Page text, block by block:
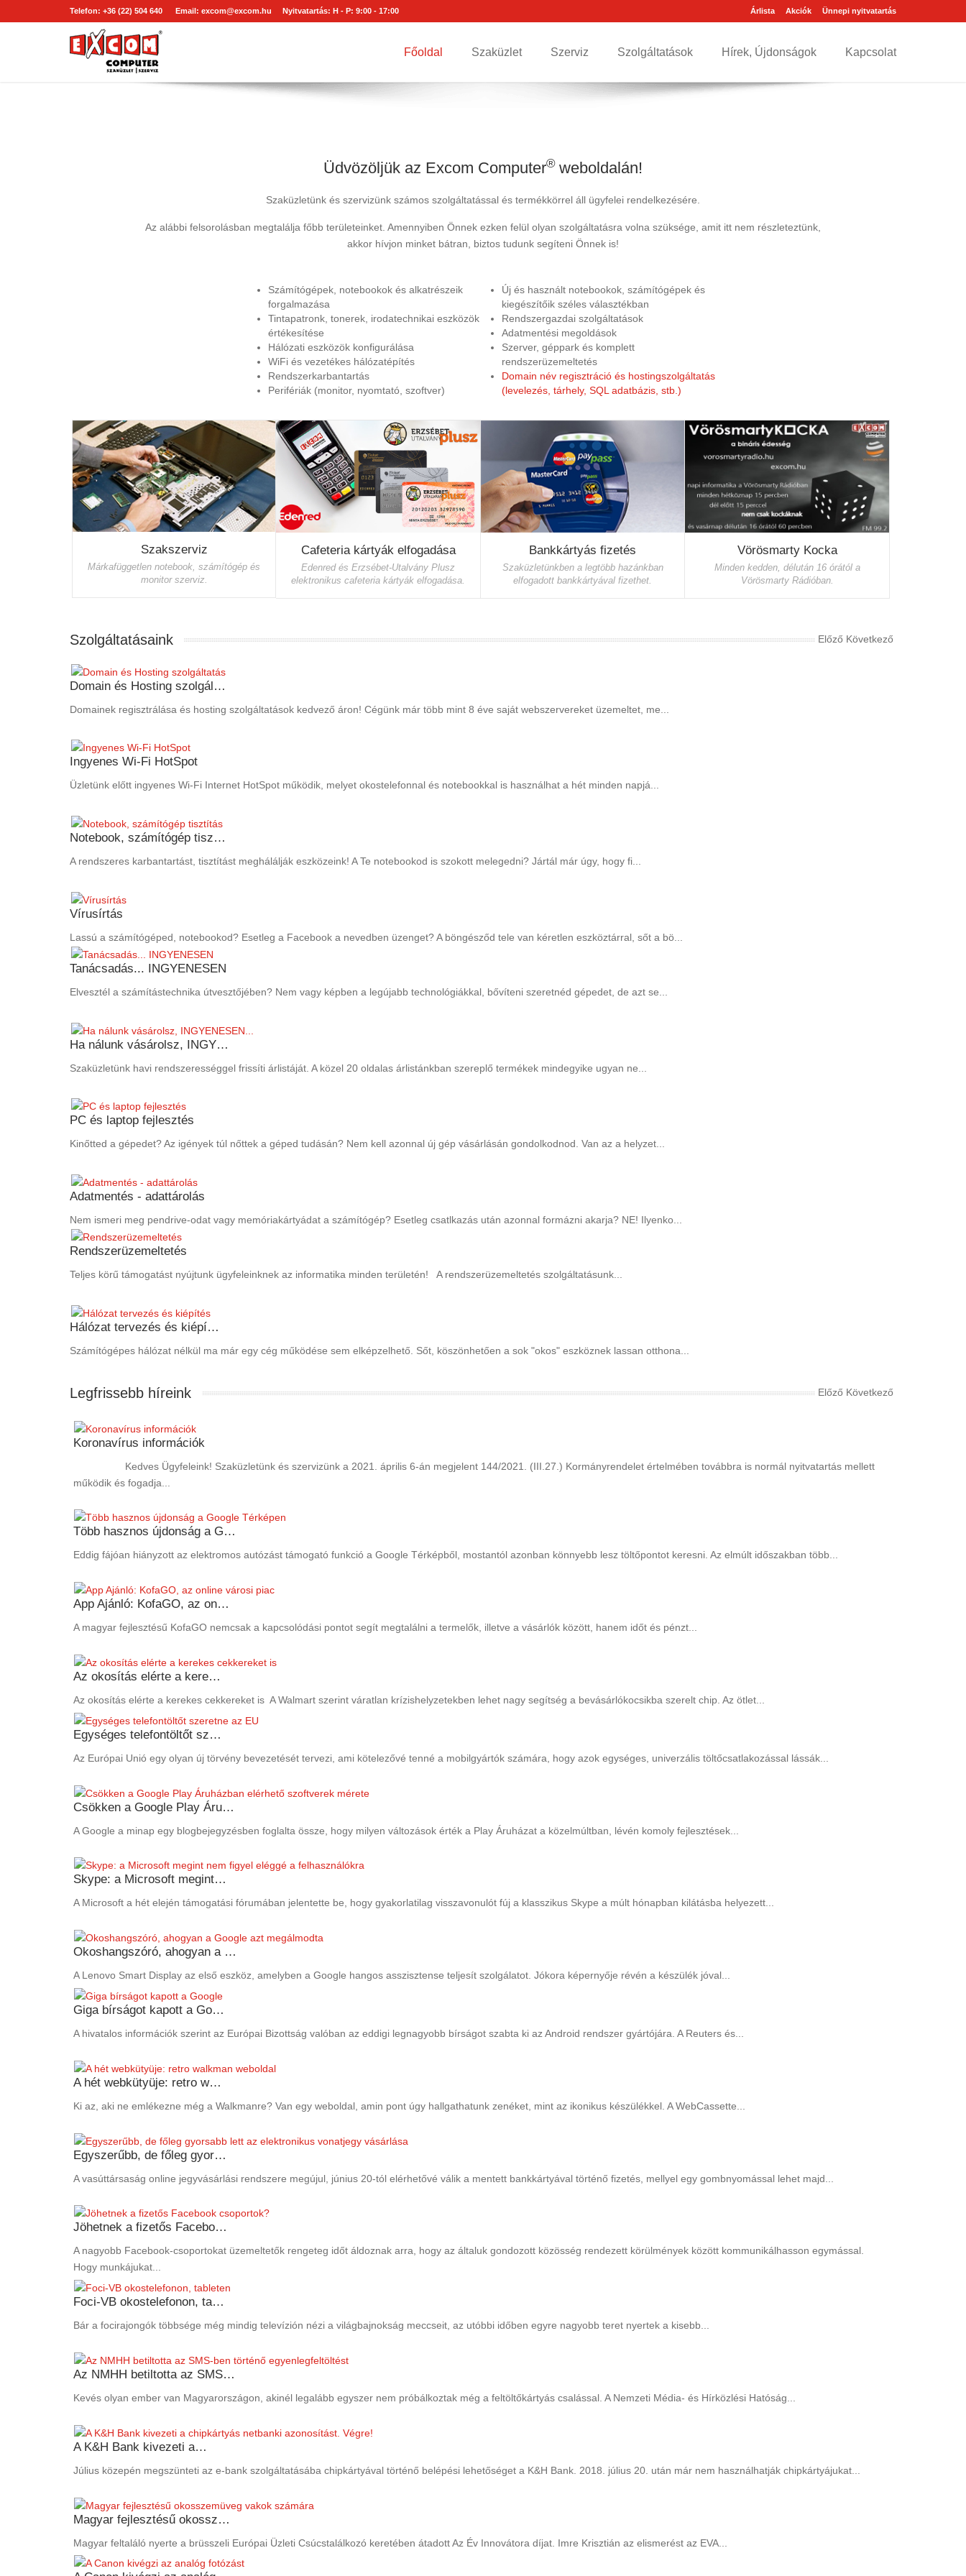
Telefon: +36 (22) 504 640 Email: excom@excom.hu Nyitvatartás: H - P: 9:00 - 17:00 Árlista Akciók Ünnepi nyitvatartás
Főoldal Szaküzlet Szerviz Szolgáltatások Hírek, Újdonságok Kapcsolat
Üdvözöljük az Excom Computer® weboldalán!
Szaküzletünk és szervizünk számos szolgáltatással és termékkörrel áll ügyfelei rendelkezésére.
Az alábbi felsorolásban megtalálja főbb területeinket. Amennyiben Önnek ezken felül olyan szolgáltatásra volna szüksége, amit itt nem részleteztünk,
akkor hívjon minket bátran, biztos tudunk segíteni Önnek is!
Számítógépek, notebookok és alkatrészeik
forgalmazása
Tintapatronk, tonerek, irodatechnikai eszközök
értékesítése
Hálózati eszközök konfigurálása
WiFi és vezetékes hálózatépítés
Rendszerkarbantartás
Perifériák (monitor, nyomtató, szoftver)
Új és használt notebookok, számítógépek és
kiegészítőik széles választékban
Rendszergazdai szolgáltatások
Adatmentési megoldások
Szerver, géppark és komplett
rendszerüzemeltetés
Domain név regisztráció és hostingszolgáltatás
(levelezés, tárhely, SQL adatbázis, stb.)
Szakszerviz
Márkafüggetlen notebook, számítógép és
monitor szerviz.
Cafeteria kártyák elfogadása
Edenred és Erzsébet-Utalvány Plusz
elektronikus cafeteria kártyák elfogadása.
Bankkártyás fizetés
Szaküzletünkben a legtöbb hazánkban
elfogadott bankkártyával fizethet.
Vörösmarty Kocka
Minden kedden, délután 16 órától a
Vörösmarty Rádióban.
Szolgáltatásaink Előző Következő
Domain és Hosting szolgál…
Domainek regisztrálása és hosting szolgáltatások kedvező áron! Cégünk már több mint 8 éve saját webszervereket üzemeltet, me...
Ingyenes Wi-Fi HotSpot
Üzletünk előtt ingyenes Wi-Fi Internet HotSpot működik, melyet okostelefonnal és notebookkal is használhat a hét minden napjá...
Notebook, számítógép tisz…
A rendszeres karbantartást, tisztítást meghálálják eszközeink! A Te notebookod is szokott melegedni? Jártál már úgy, hogy fi...
Vírusírtás
Lassú a számítógéped, notebookod? Esetleg a Facebook a nevedben üzenget? A böngésződ tele van kéretlen eszköztárral, sőt a bö...
Tanácsadás... INGYENESEN
Elvesztél a számítástechnika útvesztőjében? Nem vagy képben a legújabb technológiákkal, bővíteni szeretnéd gépedet, de azt se...
Ha nálunk vásárolsz, INGY…
Szaküzletünk havi rendszerességgel frissíti árlistáját. A közel 20 oldalas árlistánkban szereplő termékek mindegyike ugyan ne...
PC és laptop fejlesztés
Kinőtted a gépedet? Az igények túl nőttek a géped tudásán? Nem kell azonnal új gép vásárlásán gondolkodnod. Van az a helyzet...
Adatmentés - adattárolás
Nem ismeri meg pendrive-odat vagy memóriakártyádat a számítógép? Esetleg csatlkazás után azonnal formázni akarja? NE! Ilyenko...
Rendszerüzemeltetés
Teljes körű támogatást nyújtunk ügyfeleinknek az informatika minden területén! A rendszerüzemeltetés szolgáltatásunk...
Hálózat tervezés és kiépí…
Számítógépes hálózat nélkül ma már egy cég működése sem elképzelhető. Sőt, köszönhetően a sok "okos" eszköznek lassan otthona...
Legfrissebb híreink Előző Következő
Koronavírus információk
Kedves Ügyfeleink! Szaküzletünk és szervizünk a 2021. április 6-án megjelent 144/2021. (III.27.) Kormányrendelet értelmében továbbra is normál nyitvatartás mellett
működik és fogadja...
Több hasznos újdonság a G…
Eddig fájóan hiányzott az elektromos autózást támogató funkció a Google Térképből, mostantól azonban könnyebb lesz töltőpontot keresni. Az elmúlt időszakban több...
App Ajánló: KofaGO, az on…
A magyar fejlesztésű KofaGO nemcsak a kapcsolódási pontot segít megtalálni a termelők, illetve a vásárlók között, hanem időt és pénzt...
Az okosítás elérte a kere…
Az okosítás elérte a kerekes cekkereket is A Walmart szerint váratlan krízishelyzetekben lehet nagy segítség a bevásárlókocsikba szerelt chip. Az ötlet...
Egységes telefontöltőt sz…
Az Európai Unió egy olyan új törvény bevezetését tervezi, ami kötelezővé tenné a mobilgyártók számára, hogy azok egységes, univerzális töltőcsatlakozással lássák...
Csökken a Google Play Áru…
A Google a minap egy blogbejegyzésben foglalta össze, hogy milyen változások érték a Play Áruházat a közelmúltban, lévén komoly fejlesztések...
Skype: a Microsoft megint…
A Microsoft a hét elején támogatási fórumában jelentette be, hogy gyakorlatilag visszavonulót fúj a klasszikus Skype a múlt hónapban kilátásba helyezett...
Okoshangszóró, ahogyan a …
A Lenovo Smart Display az első eszköz, amelyben a Google hangos asszisztense teljesít szolgálatot. Jókora képernyője révén a készülék jóval...
Giga bírságot kapott a Go…
A hivatalos információk szerint az Európai Bizottság valóban az eddigi legnagyobb bírságot szabta ki az Android rendszer gyártójára. A Reuters és...
A hét webkütyüje: retro w…
Ki az, aki ne emlékezne még a Walkmanre? Van egy weboldal, amin pont úgy hallgathatunk zenéket, mint az ikonikus készülékkel. A WebCassette...
Egyszerűbb, de főleg gyor…
A vasúttársaság online jegyvásárlási rendszere megújul, június 20-tól elérhetővé válik a mentett bankkártyával történő fizetés, mellyel egy gombnyomással lehet majd...
Jöhetnek a fizetős Facebo…
A nagyobb Facebook-csoportokat üzemeltetők rengeteg időt áldoznak arra, hogy az általuk gondozott közösség rendezett körülmények között kommunikálhasson egymással.
Hogy munkájukat...
Foci-VB okostelefonon, ta…
Bár a focirajongók többsége még mindig televízión nézi a világbajnokság meccseit, az utóbbi időben egyre nagyobb teret nyertek a kisebb...
Az NMHH betiltotta az SMS…
Kevés olyan ember van Magyarországon, akinél legalább egyszer nem próbálkoztak még a feltöltőkártyás csalással. A Nemzeti Média- és Hírközlési Hatóság...
A K&H Bank kivezeti a…
Július közepén megszünteti az e-bank szolgáltatásába chipkártyával történő belépési lehetőséget a K&H Bank. 2018. július 20. után már nem használhatják chipkártyájukat...
Magyar fejlesztésű okossz…
Magyar feltaláló nyerte a brüsszeli Európai Üzleti Csúcstalálkozó keretében átadott Az Év Innovátora díjat. Imre Krisztián az elismerést az EVA...